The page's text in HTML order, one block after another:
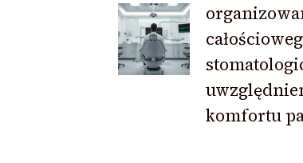
Navigation
komfortu